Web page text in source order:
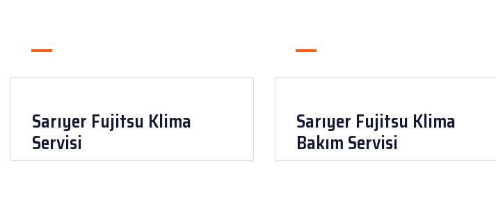
Sarıyer Fujitsu Klima
Servisi
Sarıyer Fujitsu Klima
Bakım Servisi